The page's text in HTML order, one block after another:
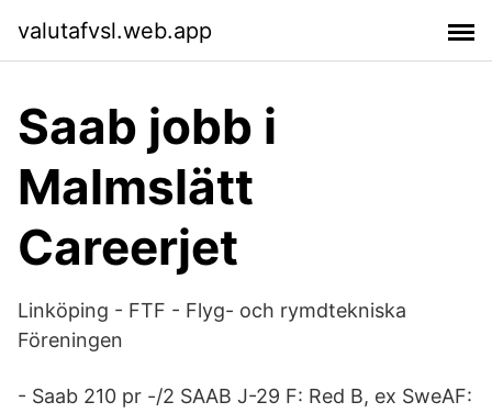
valutafvsl.web.app
Saab jobb i
Malmslätt
Careerjet
Linköping - FTF - Flyg- och rymdtekniska
Föreningen
- Saab 210 pr -/2 SAAB J-29 F: Red B, ex SweAF: